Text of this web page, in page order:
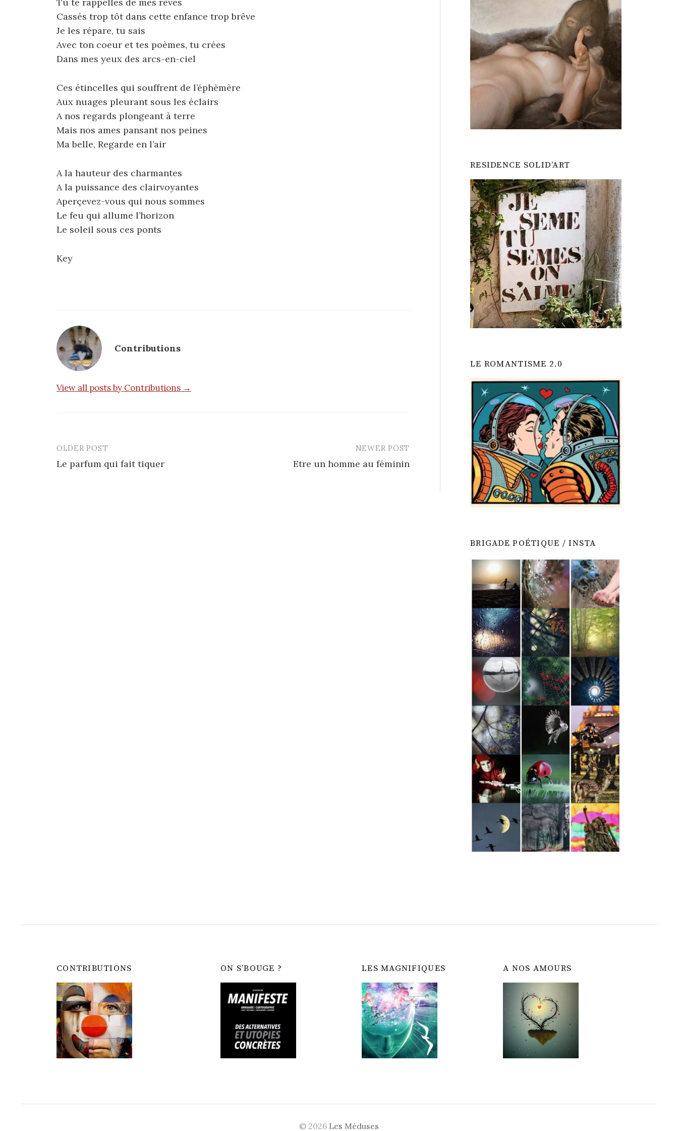
Tu te rappelles de mes rêves
Cassés trop tôt dans cette enfance trop brêve
Je les répare, tu sais
Avec ton coeur et tes poèmes, tu crées
Dans mes yeux des arcs-en-ciel
Ces étincelles qui souffrent de l’éphèmère
Aux nuages pleurant sous les éclairs
A nos regards plongeant à terre
Mais nos ames pansant nos peines
Ma belle, Regarde en l’air
A la hauteur des charmantes
A la puissance des clairvoyantes
Aperçevez-vous qui nous sommes
Le feu qui allume l’horizon
Le soleil sous ces ponts
Key
Contributions
View all posts by Contributions →
Post
navigation
OLDER POST
Le parfum qui fait tiquer
NEWER POST
Etre un homme au féminin
RESIDENCE SOLID’ART
LE ROMANTISME 2.0
BRIGADE POÉTIQUE / INSTA
CONTRIBUTIONS ON S’BOUGE ? LES MAGNIFIQUES A NOS AMOURS
© 2026 Les Méduses